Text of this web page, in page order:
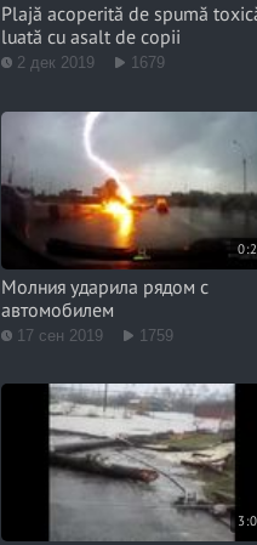
Plajă acoperită de spumă
luată cu asalt de copii
2 дек 2019 1679
Молния ударила рядом с
автомобилем
17 сен 2019 1759